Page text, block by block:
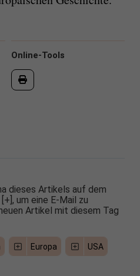
Online-Tools
dieses Artikels auf dem
um eine E-Mail zu
Artikel mit diesem Tag
Europa USA